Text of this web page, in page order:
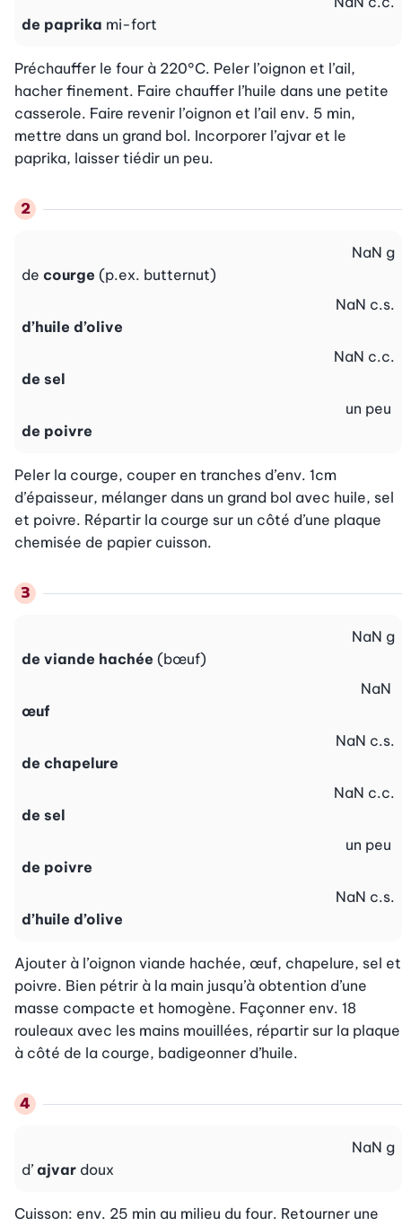
de paprika mi-fort
Préchauffer le four à 220°C. Peler l’oignon et l’ail,
hacher finement. Faire chauffer l’huile dans une petite
casserole. Faire revenir l’oignon et l’ail env. 5 min,
mettre dans un grand bol. Incorporer l’ajvar et le
paprika, laisser tiédir un peu.
de courge (p.ex. butternut)
NaN g
d’huile d’olive
NaN c.s.
de sel
NaN c.c.
de poivre
un peu
Peler la courge, couper en tranches d’env. 1cm
d’épaisseur, mélanger dans un grand bol avec huile, sel
et poivre. Répartir la courge sur un côté d’une plaque
chemisée de papier cuisson.
de viande hachée (bœuf)
NaN g
œuf
NaN
de chapelure
NaN c.s.
de sel
NaN c.c.
de poivre
un peu
d’huile d’olive
NaN c.s.
Ajouter à l’oignon viande hachée, œuf, chapelure, sel et
poivre. Bien pétrir à la main jusqu’à obtention d’une
masse compacte et homogène. Façonner env. 18
rouleaux avec les mains mouillées, répartir sur la plaque
à côté de la courge, badigeonner d’huile.
d’ ajvar doux
NaN g
Cuisson: env. 25 min au milieu du four. Retourner une